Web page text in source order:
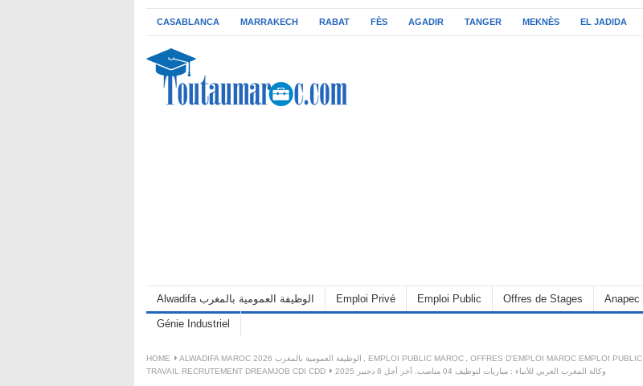
CASABLANCA MARRAKECH RABAT FÈS AGADIR TANGER MEKNÈS EL JADIDA
Alwadifa الوظيفة العمومية بالمغرب Emploi Privé Emploi Public Offres de Stages Anapec
Génie Industriel
HOME ALWADIFA MAROC 2026 الوظيفة العمومية بالمغرب EMPLOI PUBLIC MAROC
OFFRES D'EMPLOI MAROC EMPLOI PUBLIC
TRAVAIL RECRUTEMENT DREAMJOB CDI CDD
وكالة المغرب العربي للأنباء : مباريات لتوظيف 04 مناصب. آخر أجل 8 دجنبر 2025